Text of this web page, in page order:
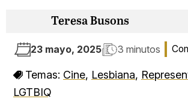
Teresa Busons
23 mayo, 2025 3 minutos
Temas: Cine, Lesbiana,
LGTBIQ